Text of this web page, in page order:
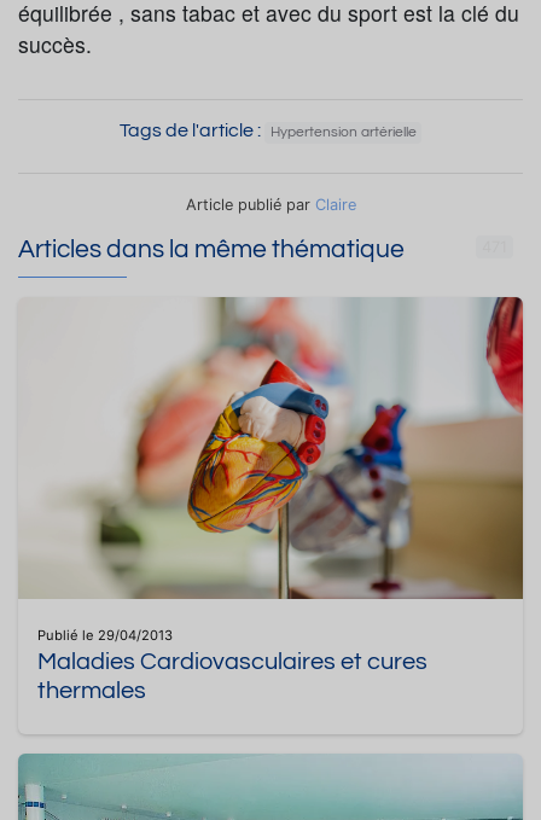
équilibrée , sans tabac et avec du sport est la clé du
succès.
Tags de l'article : Hypertension artérielle
Article publié par Claire
Articles dans la même thématique
Publié le 29/04/2013
Maladies Cardiovasculaires et cures
thermales